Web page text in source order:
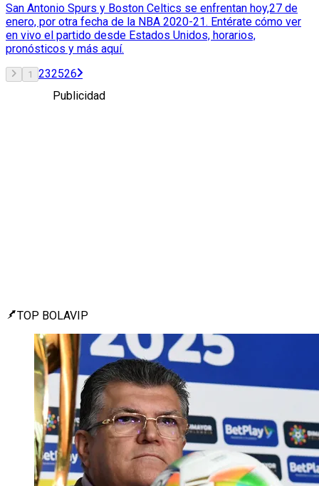
San Antonio Spurs y Boston Celtics se enfrentan hoy,27 de
enero, por otra fecha de la NBA 2020-21. Entérate cómo ver
en vivo el partido desde Estados Unidos, horarios,
pronósticos y más aquí.
1 232526
Publicidad
TOP BOLAVIP